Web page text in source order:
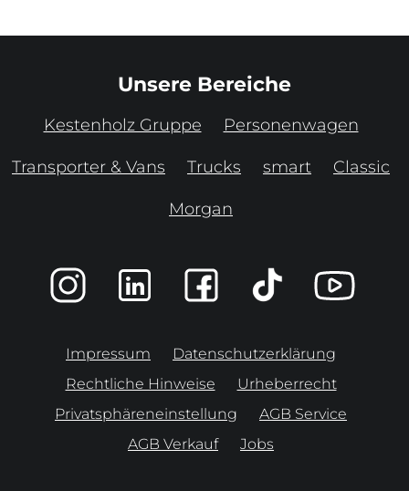
Unsere Bereiche
Kestenholz Gruppe Personenwagen
Transporter & Vans Trucks smart Classic
Morgan
Impressum
Datenschutzerklärung
Rechtliche Hinweise
Urheberrecht
Privatsphäreneinstellung
AGB Service
AGB Verkauf
Jobs